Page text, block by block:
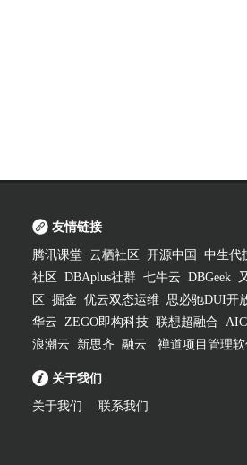
友情链接
腾讯课堂 云栖社区 开源中国 中生代
社区
DBAplus社群 七牛云 DBGeek
区
掘金 优云双态运维 思必驰DUI开
华云 ZEGO即构科技 联想超融合
浪潮云
新思齐 融云 禅道项目管理
关于我们
关于我们 联系我们